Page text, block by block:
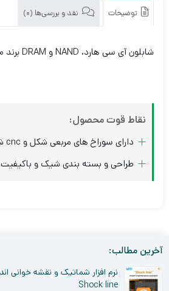
توضیحات نقد و بررسی‌ها (0)
شابلون آی سی هارد، NAND و DRAM برند محبوب کیانلی
نقاط قوت محصول:
دارای سوراخ های مربعی شکل و cnc شده
طراحی و بسته بندی شیک و باکیفیت
آخرین مطالب:
Shock line